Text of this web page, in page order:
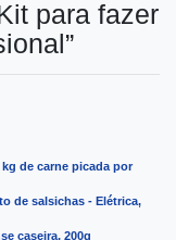
para fazer
kg de carne picada por
de salsichas - Elétrica,
caseira, 200g